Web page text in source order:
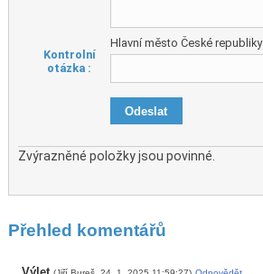
Kontrolní
otázka :
Hlavní město České republiky
Zvýrazněné položky jsou povinné.
Přehled komentářů